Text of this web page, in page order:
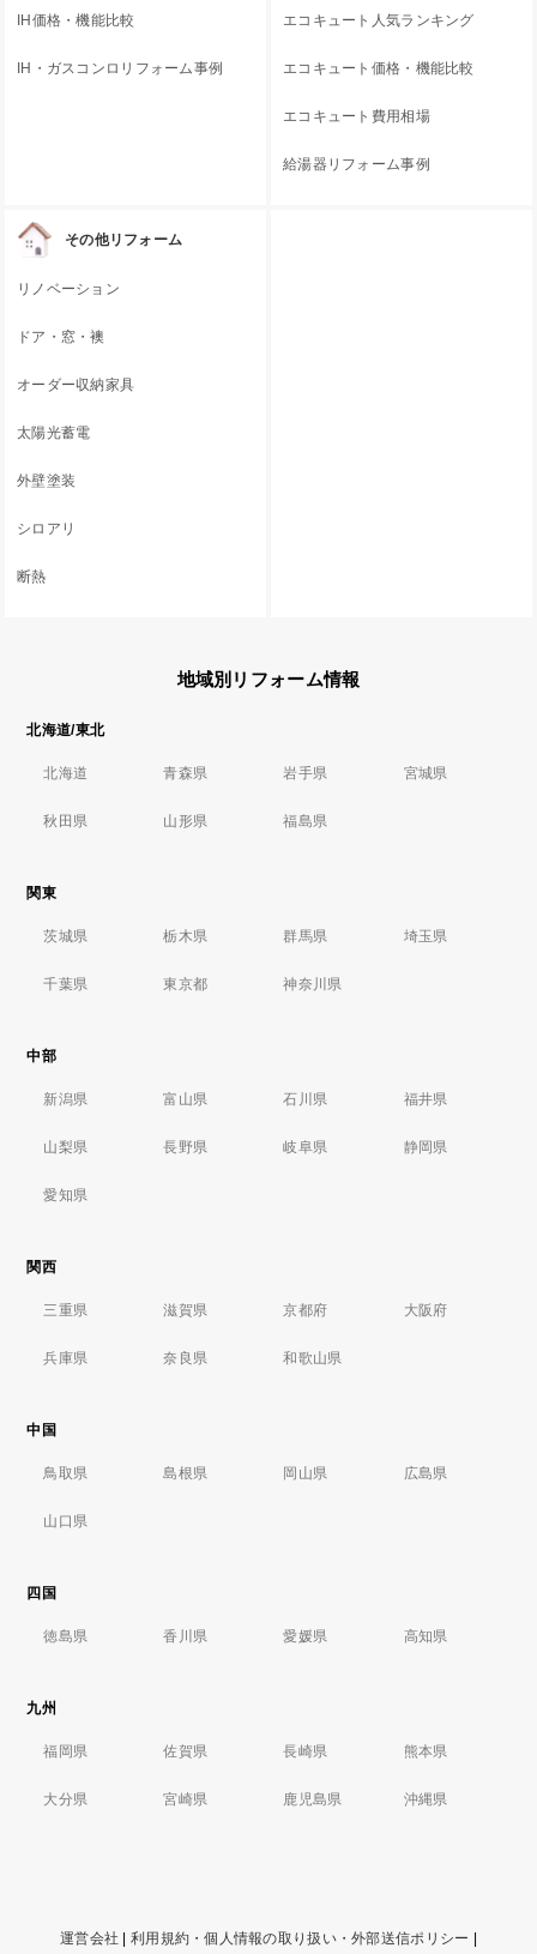
IH価格・機能比較
IH・ガスコンロリフォーム事例
エコキュート人気ランキング
エコキュート価格・機能比較
エコキュート費用相場
給湯器リフォーム事例
その他リフォーム
リノベーション
ドア・窓・襖
オーダー収納家具
太陽光蓄電
外壁塗装
シロアリ
断熱
地域別リフォーム情報
北海道/東北
北海道 青森県 岩手県 宮城県
秋田県 山形県 福島県
関東
茨城県 栃木県 群馬県 埼玉県
千葉県 東京都 神奈川県
中部
新潟県 富山県 石川県 福井県
山梨県 長野県 岐阜県 静岡県
愛知県
関西
三重県 滋賀県 京都府 大阪府
兵庫県 奈良県 和歌山県
中国
鳥取県 島根県 岡山県 広島県
山口県
四国
徳島県 香川県 愛媛県 高知県
九州
福岡県 佐賀県 長崎県 熊本県
大分県 宮崎県 鹿児島県 沖縄県
運営会社 | 利用規約・個人情報の取り扱い・外部送信ポリシー |